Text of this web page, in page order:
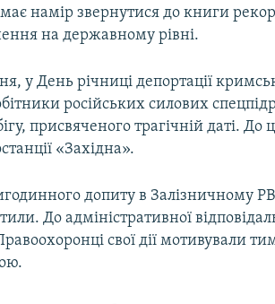
намір звернутися до книги
на державному рівні.
у День річниці депортації
російських силових
присвяченого трагічній даті. До
«Західна».
допиту в Залізничному
До адміністративної
свої дії мотивували